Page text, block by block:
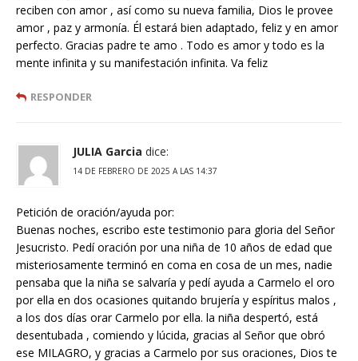
reciben con amor , así como su nueva familia, Dios le provee
amor , paz y armonía. Él estará bien adaptado, feliz y en amor
perfecto. Gracias padre te amo . Todo es amor y todo es la
mente infinita y su manifestación infinita. Va feliz
RESPONDER
JULIA Garcia dice:
14 DE FEBRERO DE 2025 A LAS 14:37
Petición de oración/ayuda por:
Buenas noches, escribo este testimonio para gloria del Señor
Jesucristo. Pedí oración por una niña de 10 años de edad que
misteriosamente terminó en coma en cosa de un mes, nadie
pensaba que la niña se salvaría y pedí ayuda a Carmelo el oro
por ella en dos ocasiones quitando brujería y espíritus malos ,
a los dos días orar Carmelo por ella. la niña despertó, está
desentubada , comiendo y lúcida, gracias al Señor que obró
ese MILAGRO, y gracias a Carmelo por sus oraciones, Dios te